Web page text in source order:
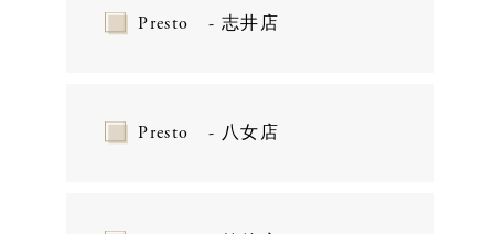
Presto - 志井店
Presto - 八女店